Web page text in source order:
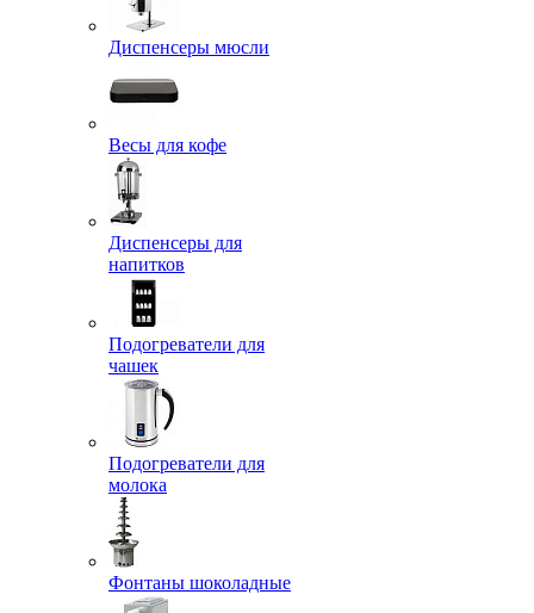
Диспенсеры мюсли
Весы для кофе
Диспенсеры для
напитков
Подогреватели для
чашек
Подогреватели для
молока
Фонтаны шоколадные